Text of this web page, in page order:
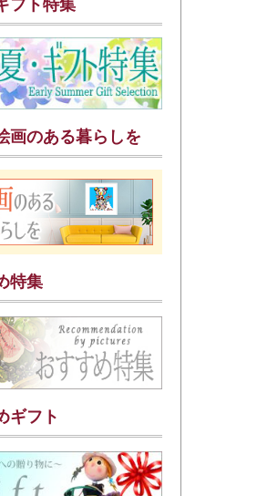
フト特集
画のある暮らしを
特集
ギフト